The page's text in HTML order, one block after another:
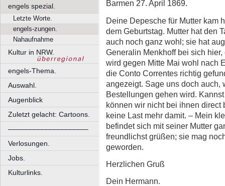
engels spezial.
Letzte Worte.
engels-zungen.
Nahaufnahme
Kultur in NRW.
engels-Thema.
Auswahl.
Augenblick
Zuletzt gelacht: Cartoons.
––––––––––––––––––––
Verlosungen.
Jobs.
Kulturlinks.
Barmen 27. April 1869.
Deine Depesche für Mutter kam
dem Geburtstag. Mutter hat den
auch noch ganz wohl; sie hat
Generalin Menkhoff bei sich
wird gegen Mitte Mai wohl nach
die Conto Correntes richtig
angezeigt. Sage uns doch auch,
Bestellungen gehen wird.
können wir nicht bei ihnen
keine Last mehr damit. – Mein
befindet sich mit seiner Mutter
freundlichst grüßen; sie mag
geworden.
Herzlichen Gruß
Dein Hermann.